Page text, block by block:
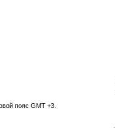
пояс GMT +3.